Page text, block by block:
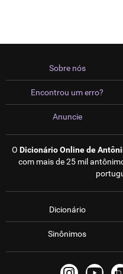
Sobre nós
Encontrou um erro?
Anuncie
O Dicionário Online de
com mais de 25 mil
Dicionário
Sinônimos